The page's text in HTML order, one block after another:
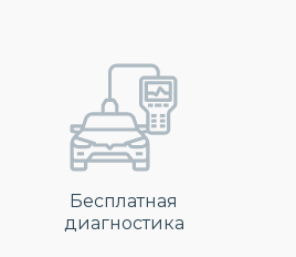
Бесплатная
диагностика